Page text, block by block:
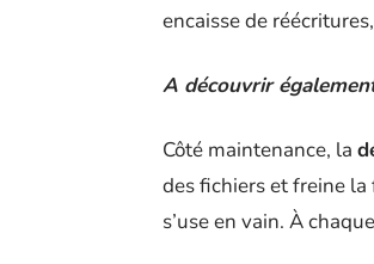
encaisse de
A découvrir
Côté maintenance, la
des fichiers et freine
s’use en vain. À